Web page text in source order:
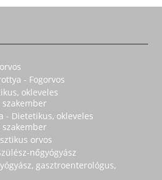
- Fogorvos
okleveles
- Dietetikus, okleveles
orvos
nőgyógyász
gasztroenterológus,